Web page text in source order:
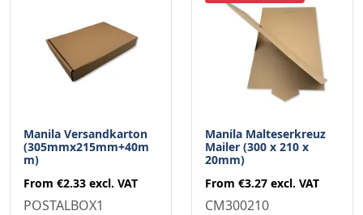
Manila Versandkarton
(305mmx215mm+40m
m)
From €2.33 excl. VAT
POSTALBOX1
Manila Malteserkreuz
Mailer (300 x 210 x
20mm)
From €3.27 excl. VAT
CM300210